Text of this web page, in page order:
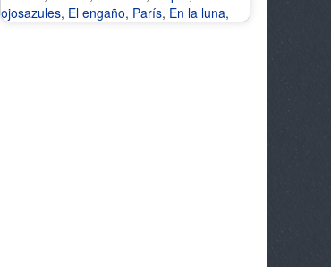
ojosazules, El engaño, París, En la luna,